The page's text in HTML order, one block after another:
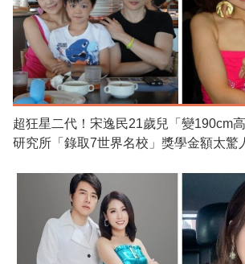
超狂星二代！宋逸民21歲兒「變190cm
研究所「錄取7世界名校」獎學金額太驚